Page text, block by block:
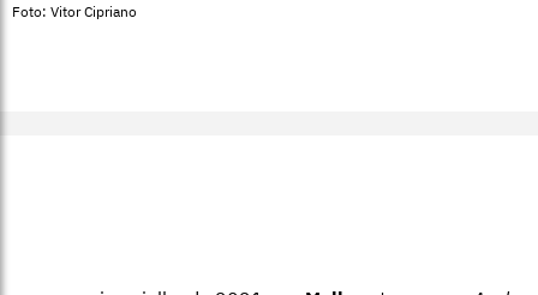
Foto: Vitor Cipriano